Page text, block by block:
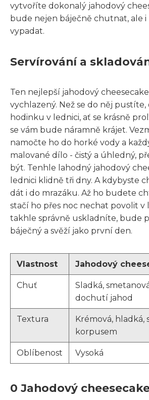
vytvoříte dokonalý jahodový
bude nejen báječně chutnat, ale
vypadat.
Servírování a
Ten nejlepší jahodový
vychlazený. Než se do něj
hodinku v lednici, ať se krásně
se vám bude náramně krájet.
namočte ho do horké vody a
malované dílo - čistý a úhledný,
být. Tenhle lahodný jahodový
lednici klidně tři dny. A kdybyste
dát i do mrazáku. Až ho budete
stačí ho přes noc nechat povolit v
takhle správně uskladníte, bude
báječný a svěží jako první den.
Vlastnost Jahodový
Chuť
Sladká,
dochutí jahod
Textura
Krémová, hladká,
korpusem
Oblíbenost Vysoká
0 Jahodový